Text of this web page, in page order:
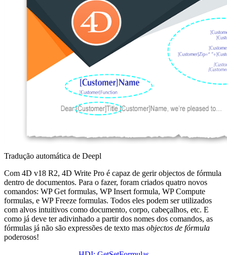
Tradução automática de Deepl
Com 4D v18 R2, 4D Write Pro é capaz de gerir objectos de fórmula
dentro de documentos. Para o fazer, foram criados quatro novos
comandos: WP Get formulas, WP Insert formula, WP Compute
formulas, e WP Freeze formulas. Todos eles podem ser utilizados
com alvos intuitivos como documento, corpo, cabeçalhos, etc. E
como já deve ter adivinhado a partir dos nomes dos comandos, as
fórmulas já não são expressões de texto mas objectos de fórmula
poderosos!